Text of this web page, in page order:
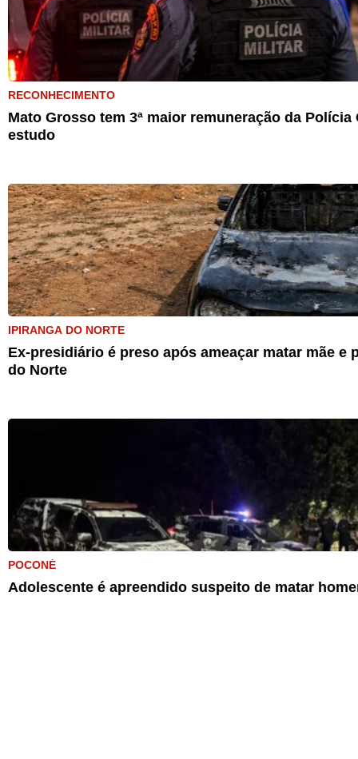
RECONHECIMENTO
Mato Grosso tem 3ª maior remuneração da Polícia
estudo
IPIRANGA DO NORTE
Ex-presidiário é preso após ameaçar matar mãe
do Norte
POCONÉ
Adolescente é apreendido suspeito de matar